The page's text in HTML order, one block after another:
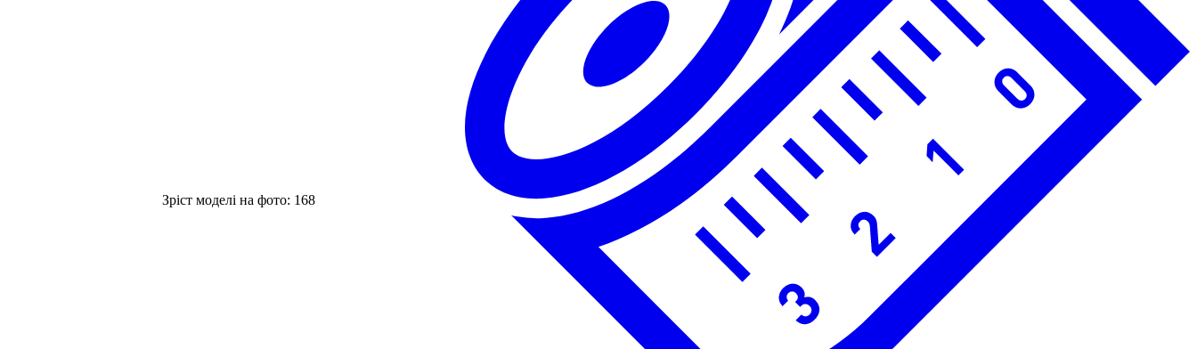
Зріст моделі на фото: 168